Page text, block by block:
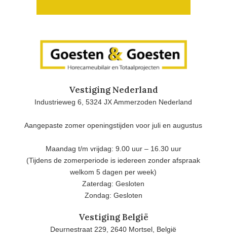
Vestiging Nederland
Industrieweg 6, 5324 JX Ammerzoden Nederland
Aangepaste zomer openingstijden voor juli en augustus
Maandag t/m vrijdag: 9.00 uur – 16.30 uur
(Tijdens de zomerperiode is iedereen zonder afspraak
welkom 5 dagen per week)
Zaterdag: Gesloten
Zondag: Gesloten
Vestiging België
Deurnestraat 229, 2640 Mortsel, België